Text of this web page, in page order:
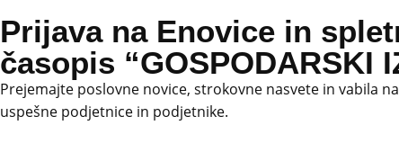
Prijava na Enovice in
časopis “GOSPODARSKI
Prejemajte poslovne novice, strokovne nasvete in vabila
uspešne podjetnice in podjetnike.